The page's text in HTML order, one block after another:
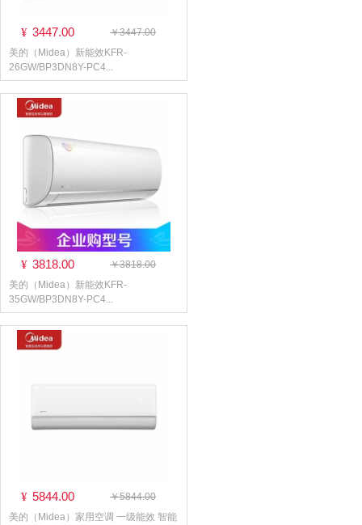
¥ 3447.00
￥3447.00
美的（Midea）新能效KFR-
26GW/BP3DN8Y-PC4...
¥ 3818.00
￥3818.00
美的（Midea）新能效KFR-
35GW/BP3DN8Y-PC4...
¥ 5844.00
￥5844.00
美的（Midea）家用空调 一级能效 智能